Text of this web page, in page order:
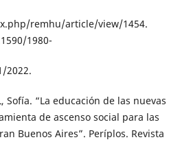
remhu/article/view/1454.
1980-
2022.
Sofía. “La educación de las nuevas
de ascenso social para las
Buenos Aires”. Períplos. Revista